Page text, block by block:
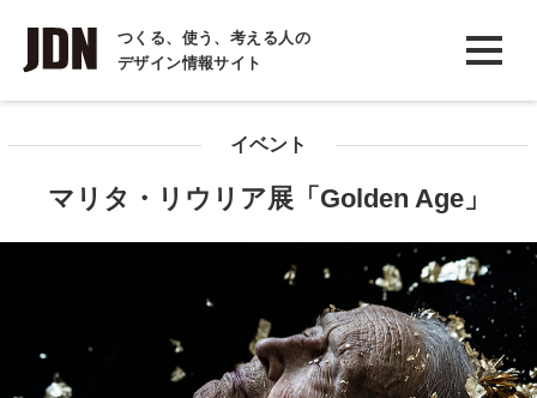
つくる、使う、考える人の
デザイン情報サイト
INTERVIEW
インタビュー
イベント
マリタ・リウリア展「Golden Age」